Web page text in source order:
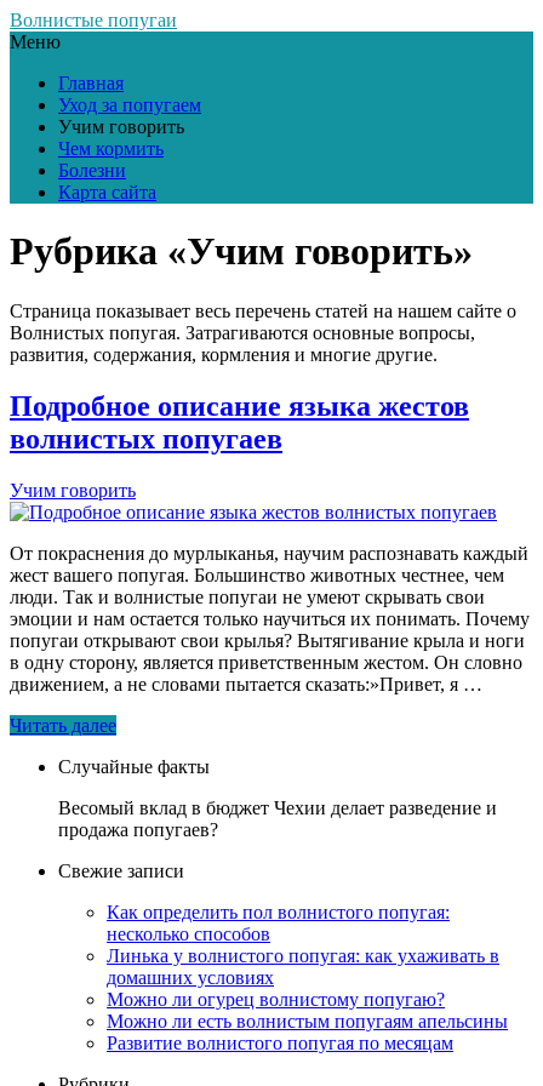
Волнистые попугаи
Меню
Главная
Уход за попугаем
Учим говорить
Чем кормить
Болезни
Карта сайта
Рубрика «Учим говорить»
Страница показывает весь перечень статей на нашем сайте о
Волнистых попугая. Затрагиваются основные вопросы,
развития, содержания, кормления и многие другие.
Подробное описание языка жестов
волнистых попугаев
Учим говорить
От покраснения до мурлыканья, научим распознавать каждый
жест вашего попугая. Большинство животных честнее, чем
люди. Так и волнистые попугаи не умеют скрывать свои
эмоции и нам остается только научиться их понимать. Почему
попугаи открывают свои крылья? Вытягивание крыла и ноги
в одну сторону, является приветственным жестом. Он словно
движением, а не словами пытается сказать:»Привет, я …
Читать далее
Случайные факты
Весомый вклад в бюджет Чехии делает разведение и
продажа попугаев?
Свежие записи
Как определить пол волнистого попугая:
несколько способов
Линька у волнистого попугая: как ухаживать в
домашних условиях
Можно ли огурец волнистому попугаю?
Можно ли есть волнистым попугаям апельсины
Развитие волнистого попугая по месяцам